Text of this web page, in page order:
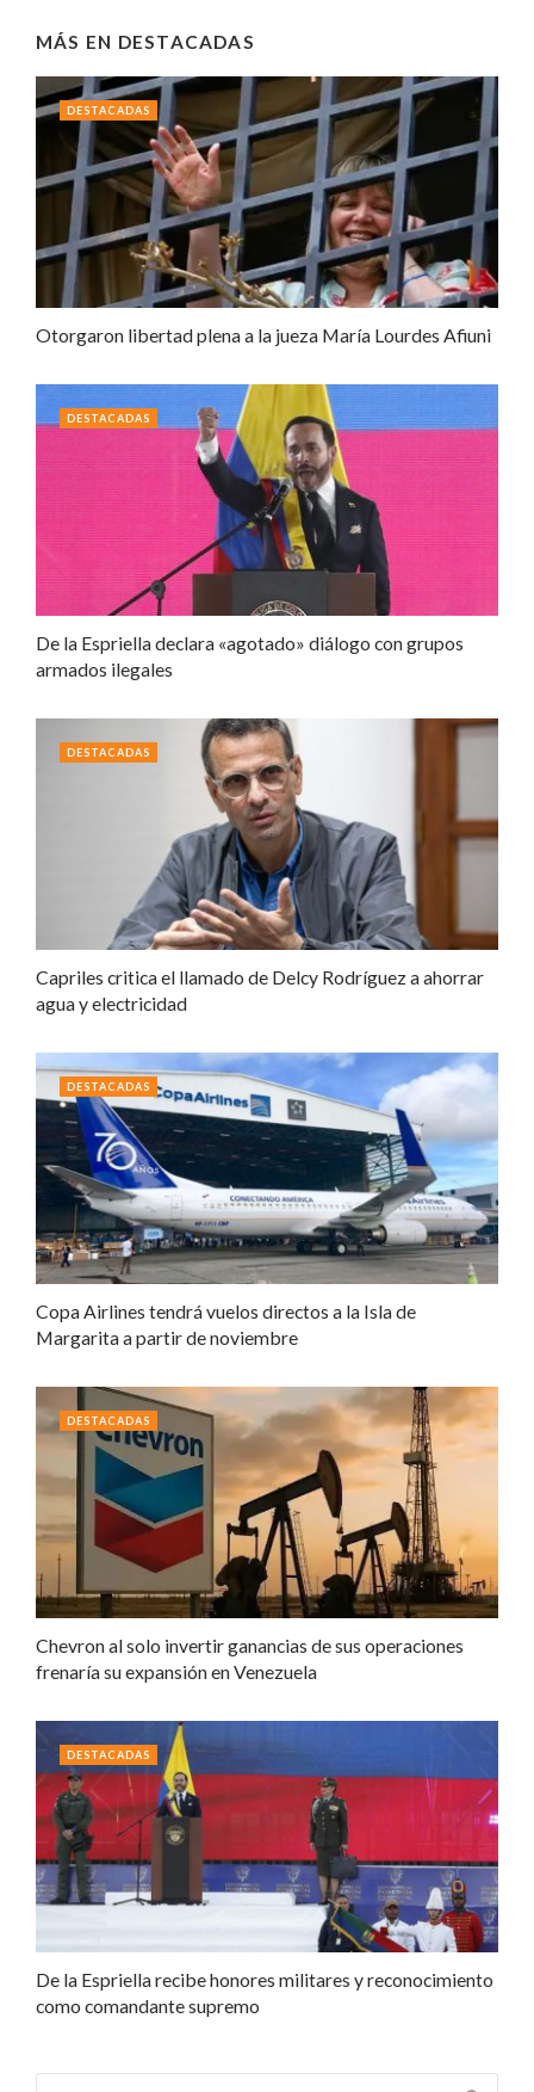
MÁS EN DESTACADAS
Otorgaron libertad plena a la jueza María Lourdes Afiuni
DESTACADAS
De la Espriella declara «agotado» diálogo con grupos
armados ilegales
DESTACADAS
Capriles critica el llamado de Delcy Rodríguez a ahorrar
agua y electricidad
DESTACADAS
Copa Airlines tendrá vuelos directos a la Isla de
Margarita a partir de noviembre
DESTACADAS
Chevron al solo invertir ganancias de sus operaciones
frenaría su expansión en Venezuela
DESTACADAS
De la Espriella recibe honores militares y reconocimiento
como comandante supremo
DESTACADAS